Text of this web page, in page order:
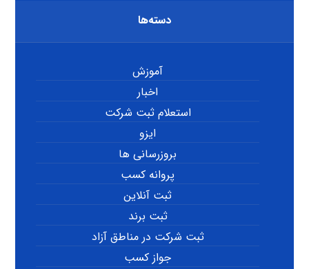
دسته‌ها
آموزش
اخبار
استعلام ثبت شرکت
ایزو
بروزرسانی ها
پروانه کسب
ثبت آنلاین
ثبت برند
ثبت شرکت در مناطق آزاد
جواز کسب